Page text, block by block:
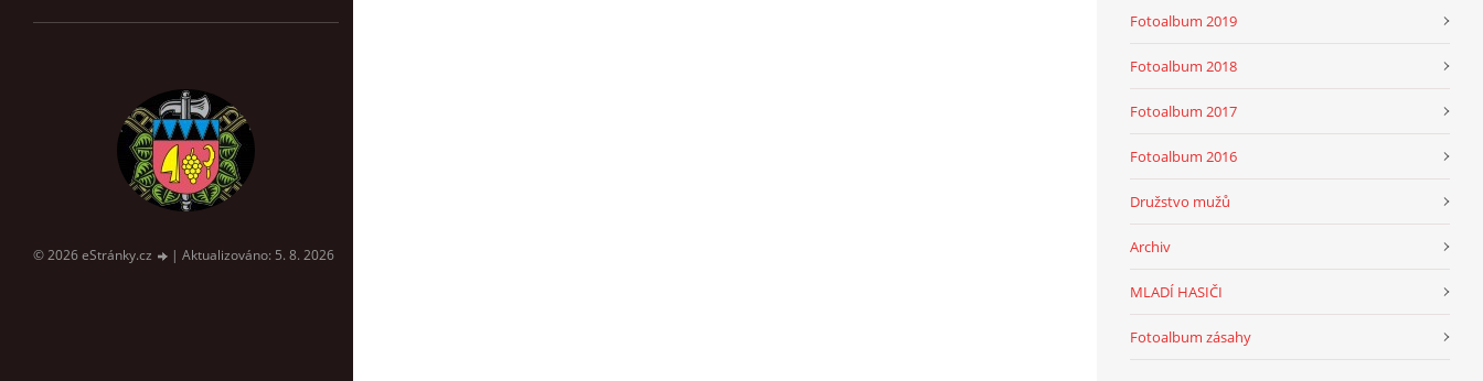
© 2026 eStránky.cz | Aktualizováno: 5. 8. 2026
Fotoalbum 2019
Fotoalbum 2018
Fotoalbum 2017
Fotoalbum 2016
Družstvo mužů
Archiv
MLADÍ HASIČI
Fotoalbum zásahy